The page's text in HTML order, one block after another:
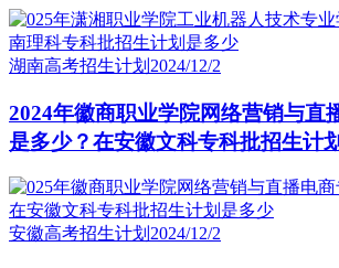
湖南高考招生计划 2024/12/2
2024年徽商职业学院网络营销与直
是多少？在安徽文科专科批招生计
安徽高考招生计划 2024/12/2